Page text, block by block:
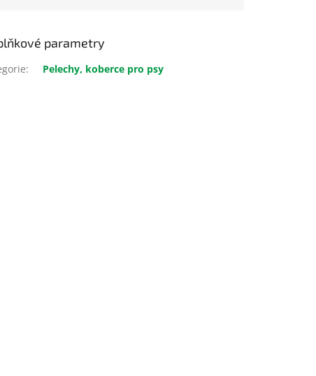
parametry
: Pelechy, koberce pro psy